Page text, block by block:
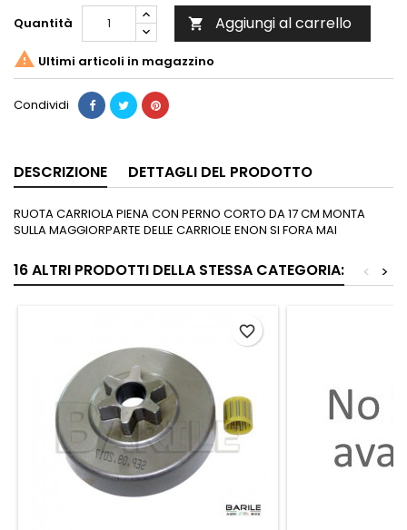
Quantità  Aggiungi al carrello
 Ultimi articoli in magazzino
Condividi
DESCRIZIONE DETTAGLI DEL PRODOTTO
RUOTA CARRIOLA PIENA CON PERNO CORTO DA 17 CM MONTA
SULLA MAGGIORPARTE DELLE CARRIOLE ENON SI FORA MAI
16 ALTRI PRODOTTI DELLA STESSA CATEGORIA: >
<
favorite_border